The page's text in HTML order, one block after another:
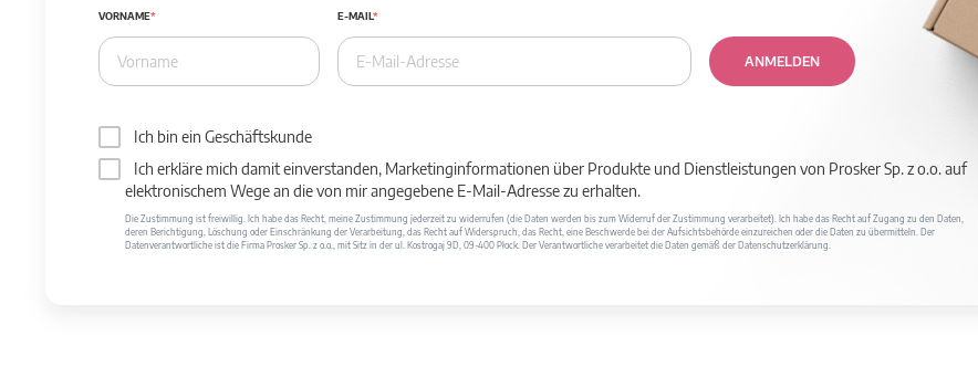
VORNAME E-MAIL
ANMELDEN
Ich bin ein Geschäftskunde
Ich erkläre mich damit einverstanden, Marketinginformationen über Produkte und Dienstleistungen von Prosker Sp. z o.o. auf
elektronischem Wege an die von mir angegebene E-Mail-Adresse zu erhalten.
Die Zustimmung ist freiwillig. Ich habe das Recht, meine Zustimmung jederzeit zu widerrufen (die Daten werden bis zum Widerruf der Zustimmung verarbeitet). Ich habe das Recht auf Zugang zu den Daten,
deren Berichtigung, Löschung oder Einschränkung der Verarbeitung, das Recht auf Widerspruch, das Recht, eine Beschwerde bei der Aufsichtsbehörde einzureichen oder die Daten zu übermitteln. Der
Datenverantwortliche ist die Firma Prosker Sp. z o.o., mit Sitz in der ul. Kostrogaj 9D, 09-400 Płock. Der Verantwortliche verarbeitet die Daten gemäß der Datenschutzerklärung.